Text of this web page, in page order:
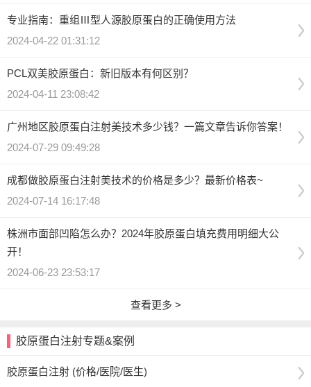
专业指南：重组Ⅲ型人源胶原蛋白的正确使用方法
2024-04-22 01:31:12
PCL双美胶原蛋白：新旧版本有何区别？
2024-04-11 23:08:42
广州地区胶原蛋白注射美技术多少钱？一篇文章告诉你答案！
2024-07-29 09:49:28
成都做胶原蛋白注射美技术的价格是多少？最新价格表~
2024-07-14 16:17:48
株洲市面部凹陷怎么办？2024年胶原蛋白填充费用明细大公
开！
2024-06-23 23:53:17
查看更多 >
胶原蛋白注射专题&案例
胶原蛋白注射 (价格/医院/医生)